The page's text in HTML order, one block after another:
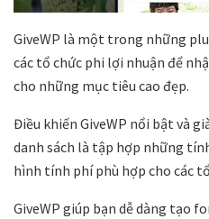
GiveWP là một trong những
các tổ chức phi lợi nhuận để
cho những mục tiêu cao đẹp.
Điều khiến GiveWP nổi bật và
danh sách là tập hợp những
hình tính phí phù hợp cho các
GiveWP giúp bạn dễ dàng tạo